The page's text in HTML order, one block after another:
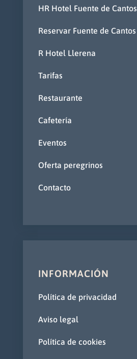
HR Hotel Fuente de Cantos
Reservar Fuente de Cantos
R Hotel Llerena
Tarifas
Restaurante
Cafetería
Eventos
Oferta peregrinos
Contacto
INFORMACIÓN
Política de privacidad
Aviso legal
Política de cookies